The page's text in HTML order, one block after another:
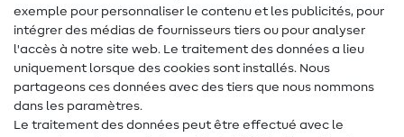
Tutos de couture
Aide & contact
Contact
Changement de propriétaire
exemple pour personnaliser le contenu et les publicités, pour
intégrer des médias de fournisseurs tiers ou pour analyser
l'accès à notre site web. Le traitement des données a lieu
uniquement lorsque des cookies sont installés. Nous
partageons ces données avec des tiers que nous nommons
dans les paramètres.
Le traitement des données peut être effectué avec le